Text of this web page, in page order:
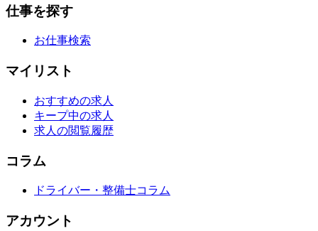
仕事を探す
お仕事検索
マイリスト
おすすめの求人
キープ中の求人
求人の閲覧履歴
コラム
ドライバー・整備士コラム
アカウント